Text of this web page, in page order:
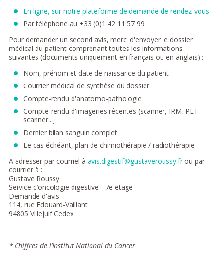
En ligne, sur notre plateforme de demande de rendez-vous
Par téléphone au +33 (0)1 42 11 57 99
Pour demander un second avis, merci d'envoyer le dossier
médical du patient comprenant toutes les informations
suivantes (documents uniquement en français ou en anglais) :
Nom, prénom et date de naissance du patient
Courrier médical de synthèse du dossier
Compte-rendu d'anatomo-pathologie
Compte-rendu d'imageries récentes (scanner, IRM, PET
scanner...)
Dernier bilan sanguin complet
Le cas échéant, plan de chimiothérapie / radiothérapie
A adresser par courriel à avis.digestif@gustaveroussy.frou par
courrier à :
Gustave Roussy
Service d’oncologie digestive - 7e étage
Demande d'avis
114, rue Edouard-Vaillant
94805 Villejuif Cedex
* Chiffres de l’Institut National du Cancer